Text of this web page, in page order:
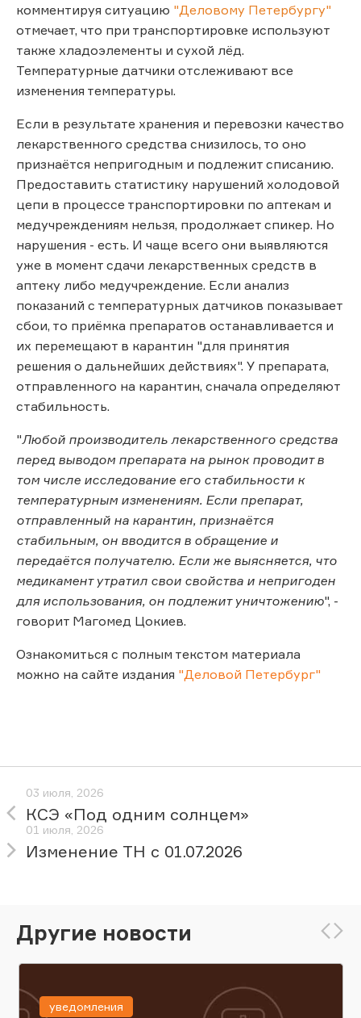
комментируя ситуацию "Деловому Петербургу"
отмечает, что при транспортировке используют
также хладоэлементы и сухой лёд.
Температурные датчики отслеживают все
изменения температуры.
Если в результате хранения и перевозки качество
лекарственного средства снизилось, то оно
признаётся непригодным и подлежит списанию.
Предоставить статистику нарушений холодовой
цепи в процессе транспортировки по аптекам и
медучреждениям нельзя, продолжает спикер. Но
нарушения - есть. И чаще всего они выявляются
уже в момент сдачи лекарственных средств в
аптеку либо медучреждение. Если анализ
показаний с температурных датчиков показывает
сбои, то приёмка препаратов останавливается и
их перемещают в карантин "для принятия
решения о дальнейших действиях". У препарата,
отправленного на карантин, сначала определяют
стабильность.
"Любой производитель лекарственного средства
перед выводом препарата на рынок проводит в
том числе исследование его стабильности к
температурным изменениям. Если препарат,
отправленный на карантин, признаётся
стабильным, он вводится в обращение и
передаётся получателю. Если же выясняется, что
медикамент утратил свои свойства и непригоден
для использования, он подлежит уничтожению", -
говорит Магомед Цокиев.
Ознакомиться с полным текстом материала
можно на сайте издания "Деловой Петербург"
03 июля, 2026
КСЭ «Под одним солнцем»
01 июля, 2026
Изменение ТН с 01.07.2026
Другие новости
уведомления